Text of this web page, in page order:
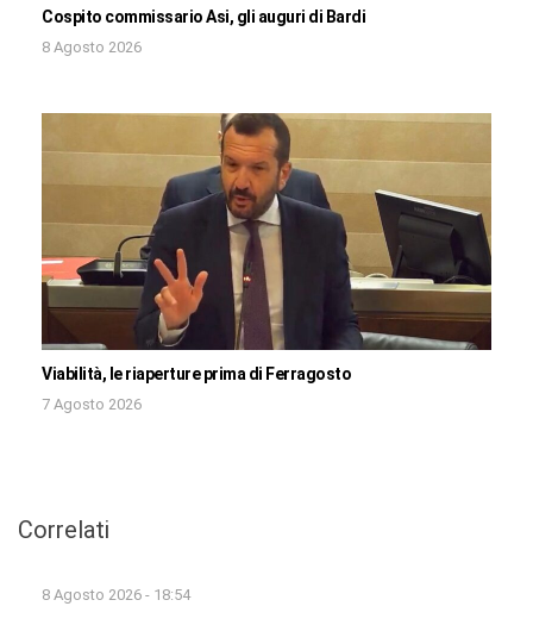
Cospito commissario Asi, gli auguri di Bardi
8 Agosto 2026
Viabilità, le riaperture prima di Ferragosto
7 Agosto 2026
Correlati
8 Agosto 2026 - 18:54